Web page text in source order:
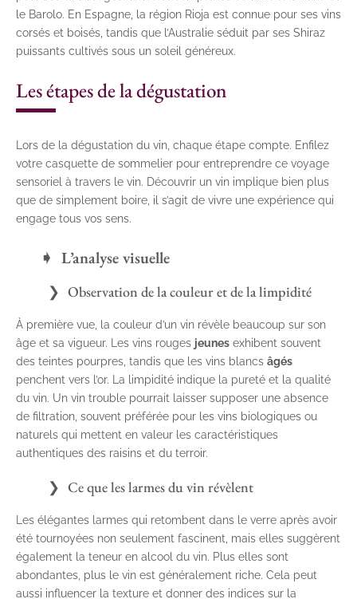
le Barolo. En Espagne, la région Rioja est connue pour ses vins
corsés et boisés, tandis que l’Australie séduit par ses Shiraz
puissants cultivés sous un soleil généreux.
Les étapes de la dégustation
Lors de la dégustation du vin, chaque étape compte. Enfilez
votre casquette de sommelier pour entreprendre ce voyage
sensoriel à travers le vin. Découvrir un vin implique bien plus
que de simplement boire, il s’agit de vivre une expérience qui
engage tous vos sens.
L’analyse visuelle
Observation de la couleur et de la limpidité
À première vue, la couleur d’un vin révèle beaucoup sur son
âge et sa vigueur. Les vins rouges jeunes exhibent souvent
des teintes pourpres, tandis que les vins blancs âgés
penchent vers l’or. La limpidité indique la pureté et la qualité
du vin. Un vin trouble pourrait laisser supposer une absence
de filtration, souvent préférée pour les vins biologiques ou
naturels qui mettent en valeur les caractéristiques
authentiques des raisins et du terroir.
Ce que les larmes du vin révèlent
Les élégantes larmes qui retombent dans le verre après avoir
été tournoyées non seulement fascinent, mais elles suggèrent
également la teneur en alcool du vin. Plus elles sont
abondantes, plus le vin est généralement riche. Cela peut
aussi influencer la texture et donner des indices sur la